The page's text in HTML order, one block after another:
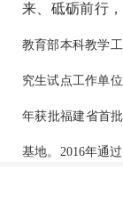
来、砥砺前行
教育部本科教学
究生试点工作单
年获批福建省首
基地。2016年通
福建省一流应用